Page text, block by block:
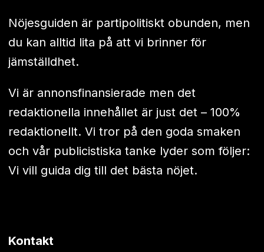
Nöjesguiden är partipolitiskt obunden, men
du kan alltid lita på att vi brinner för
jämställdhet.
Vi är annonsfinansierade men det
redaktionella innehållet är just det – 100%
redaktionellt. Vi tror på den goda smaken
och vår publicistiska tanke lyder som följer:
Vi vill guida dig till det bästa nöjet.
Kontakt